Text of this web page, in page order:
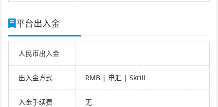
平台出入金
人民币出入金
出入金方式 RMB | 电汇 | Skrill
入金手续费 无